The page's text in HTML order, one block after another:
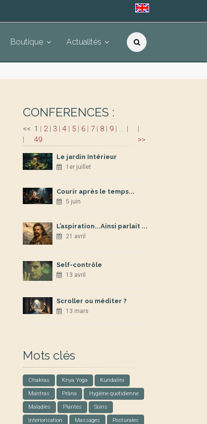
Boutique Actualités
CONFERENCES :
<<
|
1 | 2| 3| 4| 5| 6| 7| 8| 9| ... |
49
|
>>
Le jardin Intérieur
1er juillet
Courir après le temps...
5 juin
L’aspiration...Ainsi parlait ...
21 avril
Self-contrôle
13 avril
Scroller ou méditer ?
13 mars
Mots clés
Chakras Kriya Yoga Kundalini
Mantras Prâna Hygiène quotidienne
Maladies Plantes Soins
Interiorisation Massages Posturales